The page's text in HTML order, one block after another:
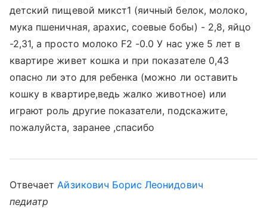
детский пищевой микст1 (яичный белок, молоко,
мука пшеничная, арахис, соевые бобы) - 2,8, яйцо
-2,31, а просто молоко F2 -0.0 У нас уже 5 лет в
квартире живет кошка и при показателе 0,43
опасно ли это для ребенка (можно ли оставить
кошку в квартире,ведь жалко животное) или
играют роль другие показатели, подскажите,
пожалуйста, заранее ,спасибо
ОтвечаетАйзикович Борис Леонидович
педиатр